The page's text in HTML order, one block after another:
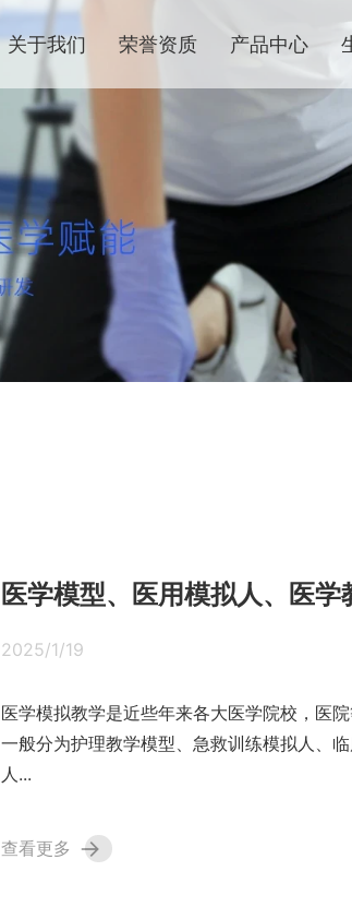
关于我们 荣誉资质 产品中心
医学模型、医用模拟人、医
2025/1/19
医学模拟教学是近些年来各大医学院校，医
一般分为护理教学模型、急救训练模拟人、
人...
查看更多 →